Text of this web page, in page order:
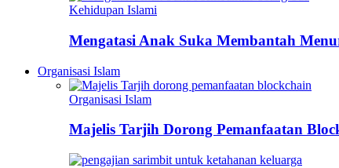
Kehidupan Islami
Mengatasi Anak Suka Membantah
Organisasi Islam
Organisasi Islam
Majelis Tarjih Dorong Pemanfaatan